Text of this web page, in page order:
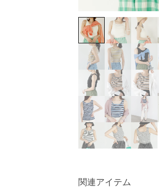
関連アイテム